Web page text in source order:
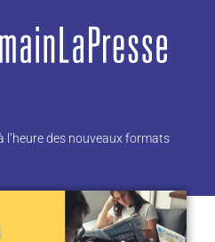
l’heure des nouveaux formats